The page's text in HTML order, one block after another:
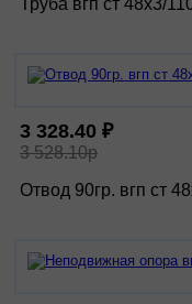
Труба вгп ст 48х3/
3 328.40 ₽
3 528.10р
Отвод 90гр. вгп ст